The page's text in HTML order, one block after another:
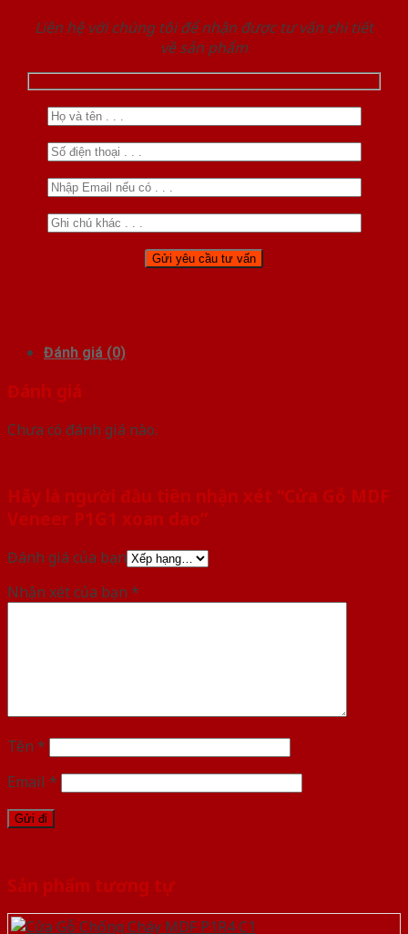
Liên hệ với chúng tôi để nhận được tư vấn chi tiết
về sản phẩm
Đánh giá (0)
Đánh giá
Chưa có đánh giá nào.
Hãy là người đầu tiên nhận xét “Cửa Gỗ MDF
Veneer P1G1 xoan dao”
Đánh giá của bạn
Nhận xét của bạn *
Tên *
Email *
Sản phẩm tương tự